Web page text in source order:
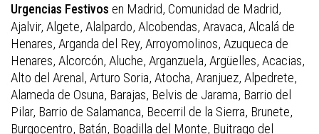
Urgencias Festivos en Madrid, Comunidad de Madrid,
Ajalvir, Algete, Alalpardo, Alcobendas, Aravaca, Alcalá de
Henares, Arganda del Rey, Arroyomolinos, Azuqueca de
Henares, Alcorcón, Aluche, Arganzuela, Argüelles, Acacias,
Alto del Arenal, Arturo Soria, Atocha, Aranjuez, Alpedrete,
Alameda de Osuna, Barajas, Belvis de Jarama, Barrio del
Pilar, Barrio de Salamanca, Becerril de la Sierra, Brunete,
Burgocentro, Batán, Boadilla del Monte, Buitrago del